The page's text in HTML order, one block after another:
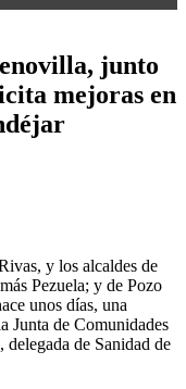
junto
mejoras en
y los alcaldes de
Pezuela; y de Pozo
unos días, una
Junta de Comunidades
de Sanidad de